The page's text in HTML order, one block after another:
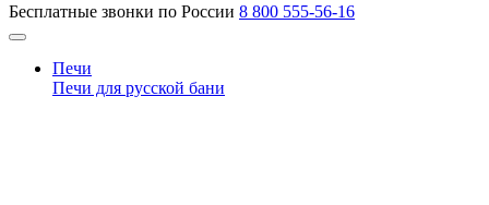
Бесплатные звонки по России 8 800 555-56-16
Печи
Печи для русской бани